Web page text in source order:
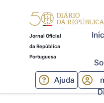
Jornal Oficial
da República
Portuguesa
Ajuda